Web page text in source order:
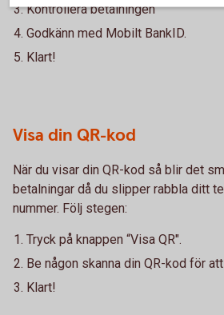
Kontrollera betalningen
Godkänn med Mobilt BankID.
Klart!
Visa din QR-kod
När du visar din QR-kod så blir det
betalningar då du slipper rabbla ditt
nummer. Följ stegen:
Tryck på knappen “Visa QR".
Be någon skanna din QR-kod för
Klart!